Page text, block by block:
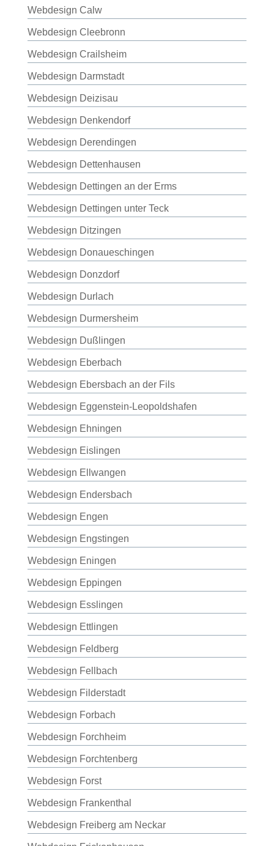
Webdesign Calw
Webdesign Cleebronn
Webdesign Crailsheim
Webdesign Darmstadt
Webdesign Deizisau
Webdesign Denkendorf
Webdesign Derendingen
Webdesign Dettenhausen
Webdesign Dettingen an der Erms
Webdesign Dettingen unter Teck
Webdesign Ditzingen
Webdesign Donaueschingen
Webdesign Donzdorf
Webdesign Durlach
Webdesign Durmersheim
Webdesign Dußlingen
Webdesign Eberbach
Webdesign Ebersbach an der Fils
Webdesign Eggenstein-Leopoldshafen
Webdesign Ehningen
Webdesign Eislingen
Webdesign Ellwangen
Webdesign Endersbach
Webdesign Engen
Webdesign Engstingen
Webdesign Eningen
Webdesign Eppingen
Webdesign Esslingen
Webdesign Ettlingen
Webdesign Feldberg
Webdesign Fellbach
Webdesign Filderstadt
Webdesign Forbach
Webdesign Forchheim
Webdesign Forchtenberg
Webdesign Forst
Webdesign Frankenthal
Webdesign Freiberg am Neckar